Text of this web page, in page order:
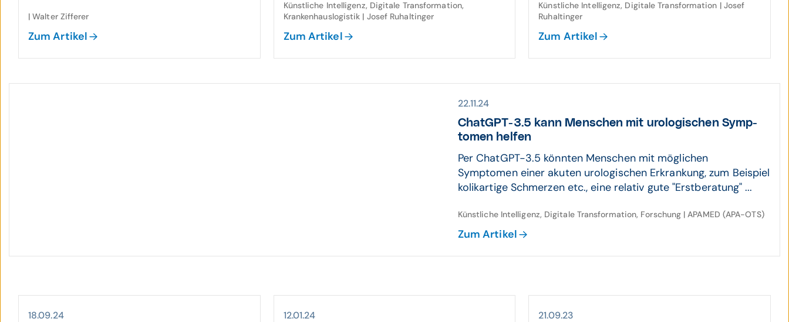
| Walter Zifferer
Zum Artikel
Künstliche Intelligenz, Digitale Transformation,
Krankenhauslogistik | Josef Ruhaltinger
Zum Artikel
Künstliche Intelligenz, Digitale Transformation | Josef
Ruhaltinger
Zum Artikel
22.11.24
ChatGPT-3.5 kann Menschen mit uro­lo­gischen Symp­
tomen helfen
Per ChatGPT-3.5 könnten Menschen mit möglichen
Symptomen einer akuten urologischen Erkrankung, zum Beispiel
kolikartige Schmerzen etc., eine relativ gute "Erstberatung" ...
Künstliche Intelligenz, Digitale Transformation, Forschung | APAMED (APA-OTS)
Zum Artikel
18.09.24 12.01.24 21.09.23